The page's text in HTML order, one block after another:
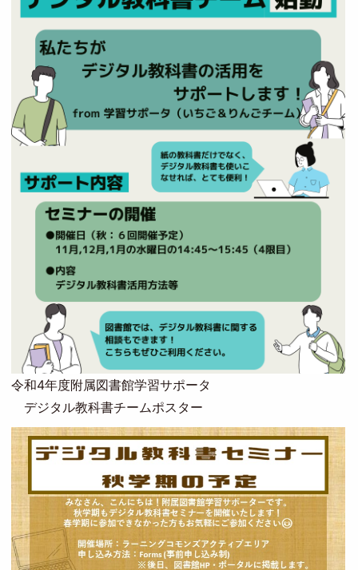
令和4年度附属図書館学習サポータ
デジタル教科書チームポスター
Image